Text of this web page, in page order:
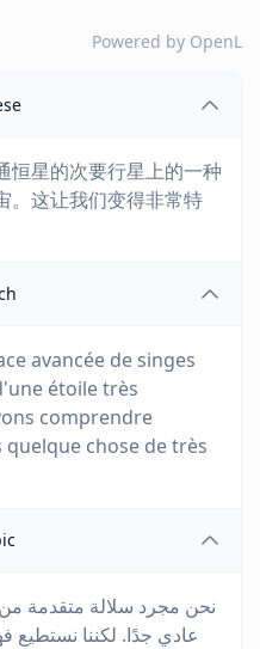
Powered by OpenL
恒星的次要行星上的一种
。这让我们变得非常特
avancée de singes
étoile très
comprendre
chose de très
نحن مجرد سلالة متقدمة
عادي جدًا. لكننا نستطيع